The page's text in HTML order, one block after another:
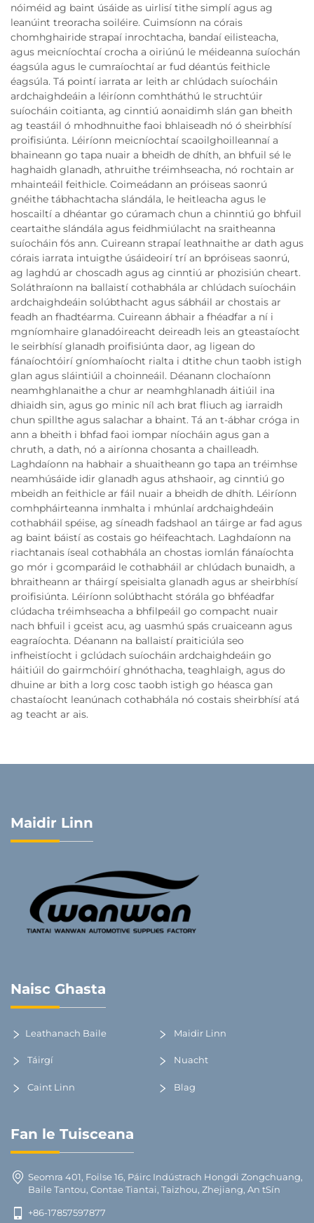
nóiméid ag baint úsáide as uirlisí tithe simplí agus ag
leanúint treoracha soiléire. Cuimsíonn na córais
chomhghairide strapaí inrochtacha, bandaí eilisteacha,
agus meicníochtaí crocha a oiriúnú le méideanna suíochán
éagsúla agus le cumraíochtaí ar fud déantús feithicle
éagsúla. Tá pointí iarrata ar leith ar chlúdach suíocháin
ardchaighdeáin a léiríonn comhtháthú le struchtúir
suíocháin coitianta, ag cinntiú aonaidimh slán gan bheith
ag teastáil ó mhodhnuithe faoi bhlaiseadh nó ó sheirbhísí
proifisiúnta. Léiríonn meicníochtaí scaoilghoilleannaí a
bhaineann go tapa nuair a bheidh de dhíth, an bhfuil sé le
haghaidh glanadh, athruithe tréimhseacha, nó rochtain ar
mhainteáil feithicle. Coimeádann an próiseas saonrú
gnéithe tábhachtacha slándála, le heitleacha agus le
hoscailtí a dhéantar go cúramach chun a chinntiú go bhfuil
ceartaithe slándála agus feidhmiúlacht na sraitheanna
suíocháin fós ann. Cuireann strapaí leathnaithe ar dath agus
córais iarrata intuigthe úsáideoirí trí an bpróiseas saonrú,
ag laghdú ar choscadh agus ag cinntiú ar phozisiún cheart.
Soláthraíonn na ballaistí cothabhála ar chlúdach suíocháin
ardchaighdeáin solúbthacht agus sábháil ar chostais ar
feadh an fhadtéarma. Cuireann ábhair a fhéadfar a ní i
mgníomhaire glanadóireacht deireadh leis an gteastaíocht
le seirbhísí glanadh proifisiúnta daor, ag ligean do
fánaíochtóirí gníomhaíocht rialta i dtithe chun taobh istigh
glan agus sláintiúil a choinneáil. Déanann clochaíonn
neamhghlanaithe a chur ar neamhghlanadh áitiúil ina
dhiaidh sin, agus go minic níl ach brat fliuch ag iarraidh
chun spillthe agus salachar a bhaint. Tá an t-ábhar cróga in
ann a bheith i bhfad faoi iompar níocháin agus gan a
chruth, a dath, nó a airíonna chosanta a chailleadh.
Laghdaíonn na habhair a shuaitheann go tapa an tréimhse
neamhúsáide idir glanadh agus athshaoir, ag cinntiú go
mbeidh an feithicle ar fáil nuair a bheidh de dhíth. Léiríonn
comhpháirteanna inmhalta i mhúnlaí ardchaighdeáin
cothabháil spéise, ag síneadh fadshaol an táirge ar fad agus
ag baint báistí as costais go héifeachtach. Laghdaíonn na
riachtanais íseal cothabhála an chostas iomlán fánaíochta
go mór i gcomparáid le cothabháil ar chlúdach bunaidh, a
bhraitheann ar tháirgí speisialta glanadh agus ar sheirbhísí
proifisiúnta. Léiríonn solúbthacht stórála go bhféadfar
clúdacha tréimhseacha a bhfilpeáil go compacht nuair
nach bhfuil i gceist acu, ag uasmhú spás cruaiceann agus
eagraíochta. Déanann na ballaistí praiticiúla seo
infheistíocht i gclúdach suíocháin ardchaighdeáin go
háitiúil do gairmchóirí ghnóthacha, teaghlaigh, agus do
dhuine ar bith a lorg cosc taobh istigh go héasca gan
chastaíocht leanúnach cothabhála nó costais sheirbhísí atá
ag teacht ar ais.
Maidir Linn
Naisc Ghasta
Leathanach Baile Maidir Linn
Táirgí Nuacht
Caint Linn Blag
Fan le Tuisceana
Seomra 401, Foilse 16, Páirc Indústrach Hongdi Zongchuang,
Baile Tantou, Contae Tiantai, Taizhou, Zhejiang, An tSín
+86-17857597877